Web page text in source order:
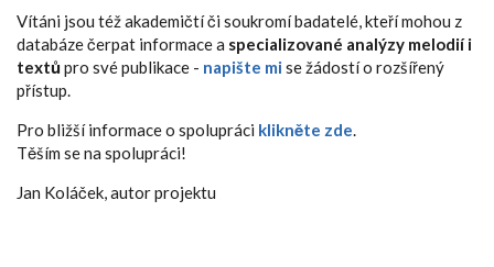
Vítáni jsou též akademičtí či soukromí badatelé, kteří mohou z
databáze čerpat informace a specializované analýzy melodií i
textůpro své publikace - napište mise žádostí o rozšířený
přístup.
Pro bližší informace o spolupráci klikněte zde.
Těším se na spolupráci!
Jan Koláček, autor projektu